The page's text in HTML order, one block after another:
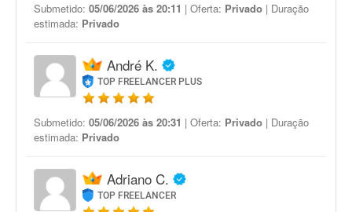
Submetido: 05/06/2026 às 20:11 | Oferta: Privado | Duração
estimada: Privado
André K.
TOP FREELANCER PLUS
Submetido: 05/06/2026 às 20:31 | Oferta: Privado | Duração
estimada: Privado
Adriano C.
TOP FREELANCER